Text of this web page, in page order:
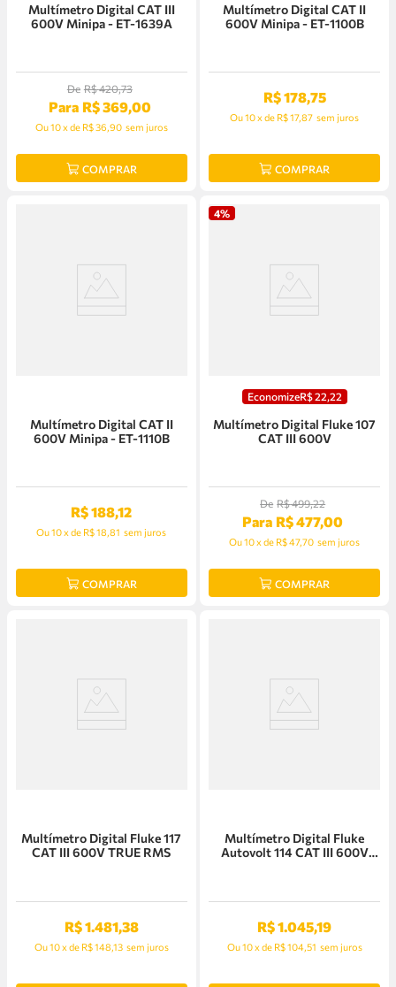
Multímetro Digital CAT III
600V Minipa - ET-1639A
De R$420,73
Para R$369,00
Ou10xde R$ 36,90 sem juros
COMPRAR
Multímetro Digital CAT II
600V Minipa - ET-1100B
R$178,75
Ou10xde R$ 17,87 sem juros
COMPRAR
Multímetro Digital CAT II
600V Minipa - ET-1110B
R$188,12
Ou10xde R$ 18,81 sem juros
COMPRAR
4%
EconomizeR$22 22
Multímetro Digital Fluke 107
CAT III 600V
De R$499,22
Para R$477,00
Ou10xde R$ 47,70 sem juros
COMPRAR
Multímetro Digital Fluke 117
CAT III 600V TRUE RMS
R$1.481,38
Ou10xde R$ 148,13 sem juros
Multímetro Digital Fluke
Autovolt 114 CAT III 600V
R$1.045,19
Ou10xde R$ 104,51 sem juros